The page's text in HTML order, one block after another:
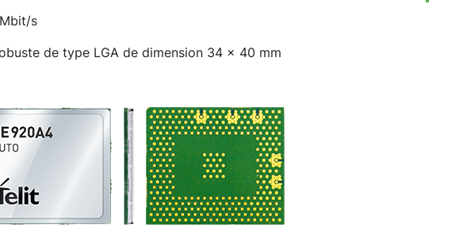
s
de type LGA de dimension 34 x 40 mm